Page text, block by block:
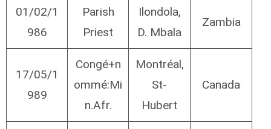
01/02/1
986
Parish
Priest
Ilondola,
D. Mbala
Zambia
17/05/1
989
Congé+n
ommé:Mi
n.Afr.
Montréal,
St-
Hubert
Canada